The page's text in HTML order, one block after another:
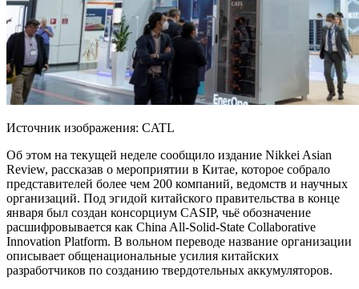
Источник изображения: CATL
Об этом на текущей неделе сообщило издание Nikkei Asian
Review, рассказав о мероприятии в Китае, которое собрало
представителей более чем 200 компаний, ведомств и научных
организаций. Под эгидой китайского правительства в конце
января был создан консорциум CASIP, чьё обозначение
расшифровывается как China All-Solid-State Collaborative
Innovation Platform. В вольном переводе название организации
описывает общенациональные усилия китайских
разработчиков по созданию твердотельных аккумуляторов.